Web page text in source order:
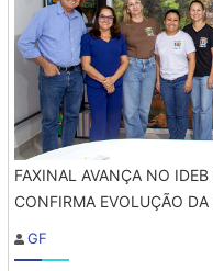
FAXINAL AVANÇA NO
CONFIRMA EVOLUÇÃO DA
GF